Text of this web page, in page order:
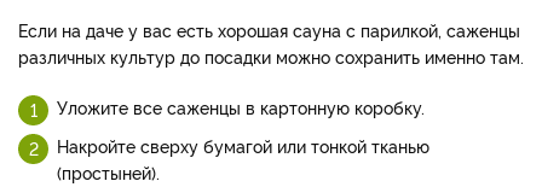
Если на даче у вас есть хорошая сауна с парилкой, саженцы
различных культур до посадки можно сохранить именно там.
Уложите все саженцы в картонную коробку.
Накройте сверху бумагой или тонкой тканью
(простыней).